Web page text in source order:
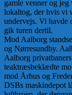
gamle venner og
lokaltog, der hvis vi
undervejs. Vi havde
gik turen dertil.
Mod Aalborg
og Nørresundby.
Aalborg
teaktræsbeklædte
mod Århus og
DSBs maskindepot